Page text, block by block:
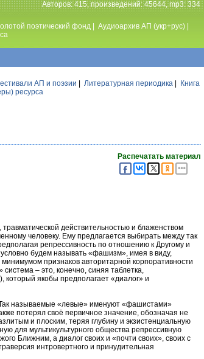
Авторов: 415, произведений: 45644, mp3: 334
поэтический фонд Аудиоархив АП (укр+рус)
АП и поэзии Литературная периодика
Книга
ресурса
Распечатать материал
действительностью и блаженством
человеку. Ему предлагается выбирать между так
репрессивность по отношению к Другому и
будем называть «фашизм», имея в виду,
признаков авторитарной корпоративности
– это, конечно, синяя таблетка,
якобы предполагает «диалог» и
называемые «левые» именуют «фашистами»
потерял своё первичное значение, обозначая не
и плоским, теряя глубину и экзистенциальную
для мультикультурного общества репрессивную
Ближним, а диалог своих и «почти своих», своих с
интровертного и принудительная